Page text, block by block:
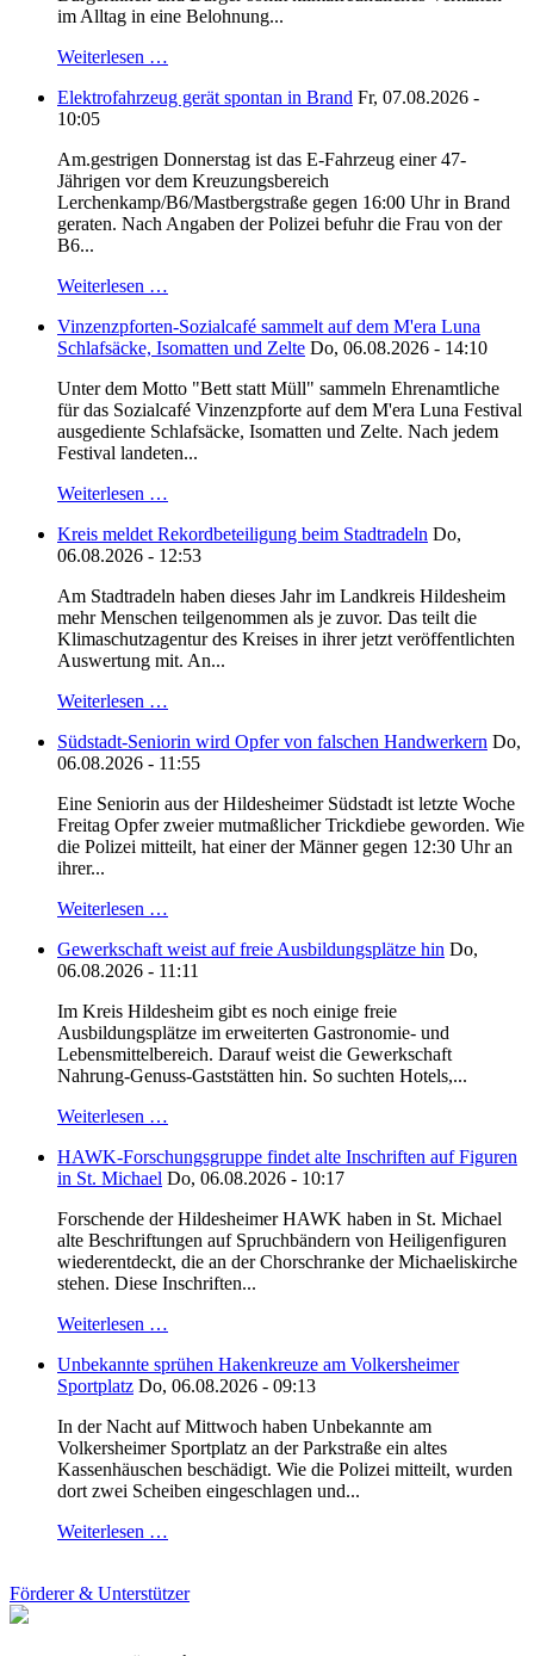
im Alltag in eine Belohnung...
Weiterlesen …
Elektrofahrzeug gerät spontan in Brand Fr, 07.08.2026 -
10:05
Am.gestrigen Donnerstag ist das E-Fahrzeug einer 47-
Jährigen vor dem Kreuzungsbereich
Lerchenkamp/B6/Mastbergstraße gegen 16:00 Uhr in Brand
geraten. Nach Angaben der Polizei befuhr die Frau von der
B6...
Weiterlesen …
Vinzenzpforten-Sozialcafé sammelt auf dem M'era Luna
Schlafsäcke, Isomatten und Zelte Do, 06.08.2026 - 14:10
Unter dem Motto "Bett statt Müll" sammeln Ehrenamtliche
für das Sozialcafé Vinzenzpforte auf dem M'era Luna Festival
ausgediente Schlafsäcke, Isomatten und Zelte. Nach jedem
Festival landeten...
Weiterlesen …
Kreis meldet Rekordbeteiligung beim Stadtradeln Do,
06.08.2026 - 12:53
Am Stadtradeln haben dieses Jahr im Landkreis Hildesheim
mehr Menschen teilgenommen als je zuvor. Das teilt die
Klimaschutzagentur des Kreises in ihrer jetzt veröffentlichten
Auswertung mit. An...
Weiterlesen …
Südstadt-Seniorin wird Opfer von falschen Handwerkern Do,
06.08.2026 - 11:55
Eine Seniorin aus der Hildesheimer Südstadt ist letzte Woche
Freitag Opfer zweier mutmaßlicher Trickdiebe geworden. Wie
die Polizei mitteilt, hat einer der Männer gegen 12:30 Uhr an
ihrer...
Weiterlesen …
Gewerkschaft weist auf freie Ausbildungsplätze hin Do,
06.08.2026 - 11:11
Im Kreis Hildesheim gibt es noch einige freie
Ausbildungsplätze im erweiterten Gastronomie- und
Lebensmittelbereich. Darauf weist die Gewerkschaft
Nahrung-Genuss-Gaststätten hin. So suchten Hotels,...
Weiterlesen …
HAWK-Forschungsgruppe findet alte Inschriften auf Figuren
in St. Michael Do, 06.08.2026 - 10:17
Forschende der Hildesheimer HAWK haben in St. Michael
alte Beschriftungen auf Spruchbändern von Heiligenfiguren
wiederentdeckt, die an der Chorschranke der Michaeliskirche
stehen. Diese Inschriften...
Weiterlesen …
Unbekannte sprühen Hakenkreuze am Volkersheimer
Sportplatz Do, 06.08.2026 - 09:13
In der Nacht auf Mittwoch haben Unbekannte am
Volkersheimer Sportplatz an der Parkstraße ein altes
Kassenhäuschen beschädigt. Wie die Polizei mitteilt, wurden
dort zwei Scheiben eingeschlagen und...
Weiterlesen …
Förderer & Unterstützer